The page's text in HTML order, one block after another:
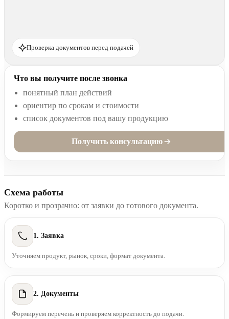
Проверка документов перед подачей
Что вы получите после звонка
понятный план действий
ориентир по срокам и стоимости
список документов под вашу продукцию
Получить консультацию
Схема работы
Коротко и прозрачно: от заявки до готового документа.
1. Заявка
Уточняем продукт, рынок, сроки, формат документа.
2. Документы
Формируем перечень и проверяем корректность до подачи.